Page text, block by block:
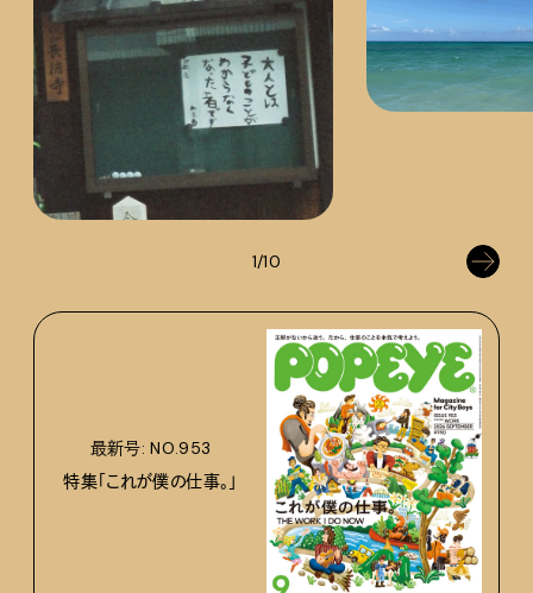
1/10
最新号: NO.953
特集「これが僕の仕事。」